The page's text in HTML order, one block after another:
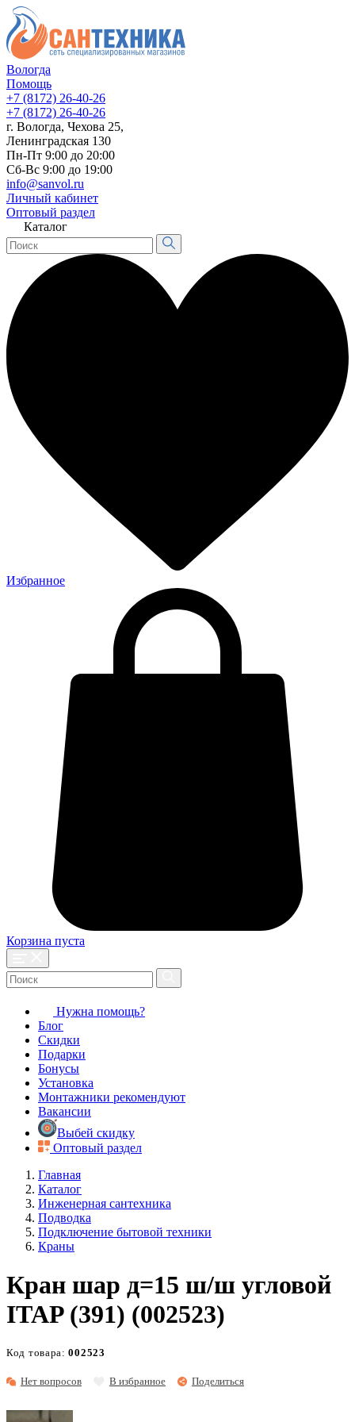
Вологда
Помощь
+7 (8172) 26-40-26
+7 (8172) 26-40-26
г. Вологда, Чехова 25,
Ленинградская 130
Пн-Пт 9:00 до 20:00
Сб-Вс 9:00 до 19:00
info@sanvol.ru
Личный кабинет
Оптовый раздел
Каталог
Избранное
Корзина пуста
Нужна помощь?
Блог
Скидки
Подарки
Бонусы
Установка
Монтажники рекомендуют
Вакансии
Выбей скидку
Оптовый раздел
Главная
Каталог
Инженерная сантехника
Подводка
Подключение бытовой техники
Краны
Кран шар д=15 ш/ш угловой
ITAP (391) (002523)
Нет вопросов В избранное Поделиться
Код товара:002523